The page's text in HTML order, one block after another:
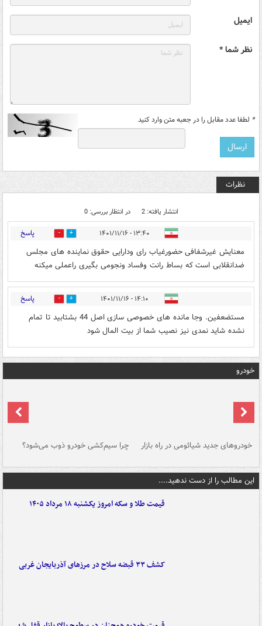
ایمیل
نظر شما *
* لطفا عدد مقابل را در جعبه متن وارد کنید
نظرات
انتشار یافته: 2 در انتظار بررسی: 0
۱۳:۴۰ - ۱۴۰۱/۱۱/۱۶ 3 پاسخ
معنایش غیرشفافی حضورغیاب رای ودارایی حقوق نماینده های مجلس
ضدانقلابی است که بساط رانت وفساد ونجومی بگیری راعملی میکنه
۱۴:۱۰ - ۱۴۰۱/۱۱/۱۶ 1 پاسخ
مستضعفین. وجا مانده های خصوصی سازی اصل 44 بشتابید تا تمام
نشده شاید نمدی نیز نصیب شما از بیت المال شود
خودرو
خودروهای جدید شیائومی در راه بازار چرا سیم‌کشی خودرو ذوب می‌شود؟
این مطالب را از دست ندهید....
قیمت طلا و سکه امروز یکشنبه ۱۸ مرداد ۱۴۰۵
کشف ۳۳ قبضه سلاح در مرزهای آذربایجان غربی